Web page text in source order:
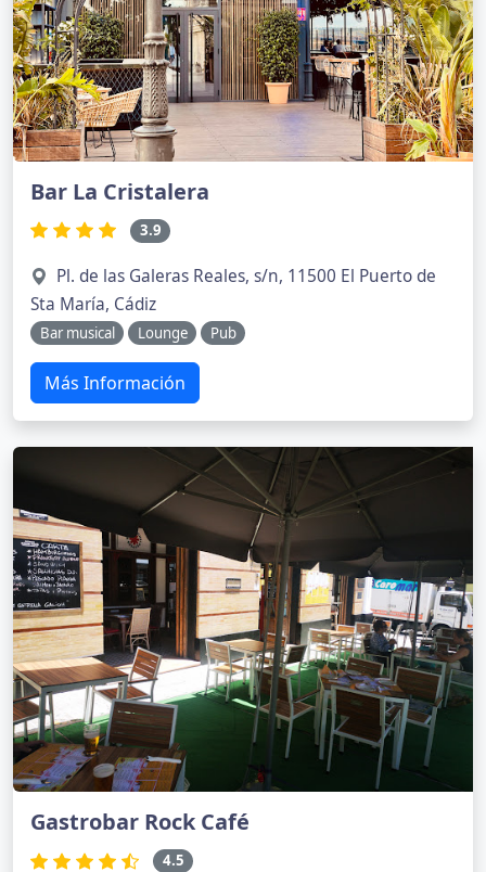
Bar La Cristalera
3.9
Pl. de las Galeras Reales, s/n, 11500 El Puerto de
Sta María, Cádiz
Bar musical Lounge Pub
Más Información
Gastrobar Rock Café
4.5